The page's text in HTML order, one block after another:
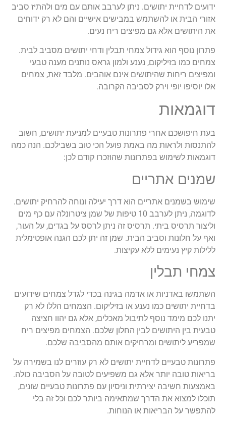
ידועים לדחיית יתושים. ניתן לערבב אותם עם מים ולהתיז סביב
אזורי הבית או להשתמש במבישים אישיים והם לא רק ידוחים
את היתושים אלא גם מפיצים ריח נעים.
פתרון נוסף הוא גידול צמחי תבלין ודחי יתושים מסביב לבית.
צמחים כמו בזיליקום, נענע ולמון גראס נותנים מענה טבעי
ומפיצים ריחות שהיתושים אינם אוהבים. מלבד זאת, צמחים
אלו יוסיפו יופי וירק לסביבה הקרובה.
דוגמאות
בעת חיפושכם אחרי פתרונות טבעיים למניעת יתושים, חשוב
להתנסות ולראות מה באמת פועל הכי טוב בשבילכם. הנה כמה
דוגמאות לשימוש בפתרונות שהוזכרו קודם לכן:
שמנים אתריים
שימוש בשמנים אתריים הוא דרך יעילה ונוחה להרחיק יתושים.
לדוגמה, ניתן לערבב 10 טיפות של שמן ציטרונלה עם כף מים
וליצור תרסיס ביתי. תרסיס זה ניתן לרסס על בגדים, על העור,
ואף על חלונות וסביב הבית. שמן זה יתן לכם הגנה אופטימלית
ללילות קיץ נעימים ללא עקיצות.
צמחי תבלין
השתמשו באדניות או אדמה בגינה בכדי לגדל צמחים שידועים
בדחיית יתושים כמו נענע או בזיליקום. הצמחים הללו לא רק
יתנו לכם מימד נוסף לתיבול מאכלים, אלא גם יהוו חציצה
טבעית בין היתושים לבין החלון שלכם. הצמחים מפיצים ריח
שמפריע ליתושים ומרחיקים אותם מהסביבה שלכם.
פתרונות טבעיים לדחיית יתושים לא רק עוזרים לנו בשמירה על
בריאות טובה יותר אלא גם משפיעים לטובה על הסביבה כולה.
באמצעות חשיבה יצירתית וניסיון עם פתרונות טבעיים שונים,
תוכלו למצוא את הדרך שמתאימה ביותר לכם וכל זה בלי
להתפשר על הבריאות או הנוחות.